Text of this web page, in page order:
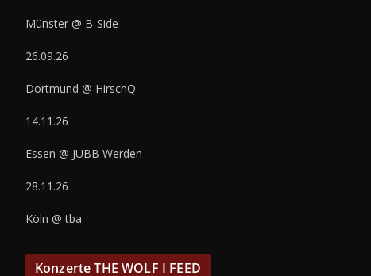
Münster @ B-Side
26.09.26
Dortmund @ HirschQ
14.11.26
Essen @ JUBB Werden
28.11.26
Köln @ tba
Konzerte THE WOLF I FEED